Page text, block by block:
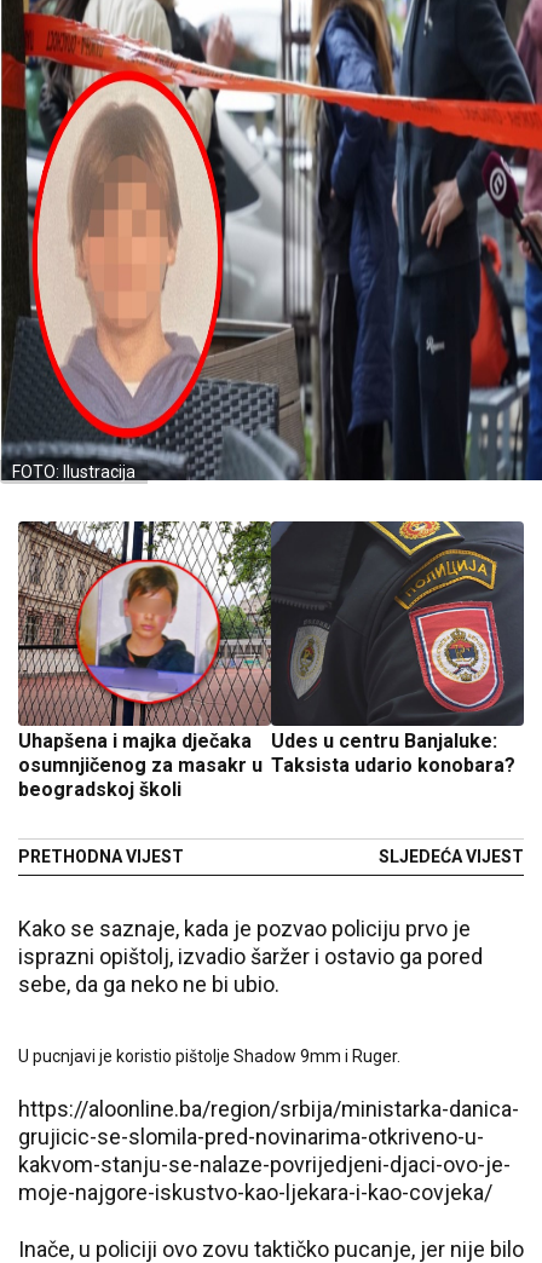
FOTO: Ilustracija
Uhapšena i majka dječaka
osumnjičenog za masakr u
beogradskoj školi
PRETHODNA VIJEST
Udes u centru Banjaluke:
Taksista udario konobara?
SLJEDEĆA VIJEST
Kako se saznaje, kada je pozvao policiju prvo je
isprazni opištolj, izvadio šaržer i ostavio ga pored
sebe, da ga neko ne bi ubio.
U pucnjavi je koristio pištolje Shadow 9mm i Ruger.
https://aloonline.ba/region/srbija/ministarka-danica-
grujicic-se-slomila-pred-novinarima-otkriveno-u-
kakvom-stanju-se-nalaze-povrijedjeni-djaci-ovo-je-
moje-najgore-iskustvo-kao-ljekara-i-kao-covjeka/
Inače, u policiji ovo zovu taktičko pucanje, jer nije bilo